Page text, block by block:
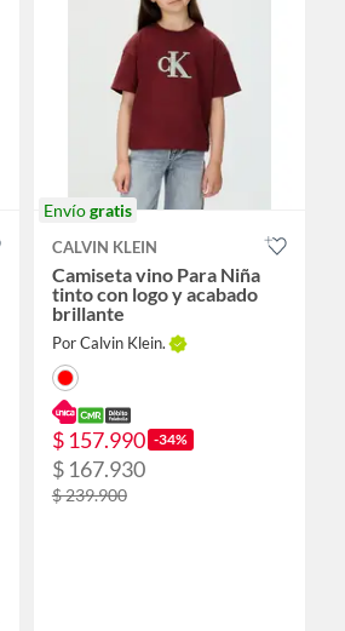
Envíogratis
CALVIN KLEIN
Camiseta vino Para Niña
tinto con logo y acabado
brillante
Por Calvin Klein.
$ 157.990 -34%
$ 167.930
$ 239.900